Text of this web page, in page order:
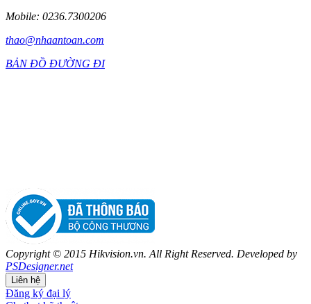
Mobile: 0236.7300206
thao@nhaantoan.com
BẢN ĐỒ ĐƯỜNG ĐI
Copyright © 2015 Hikvision.vn. All Right Reserved. Developed by
PSDesigner.net
Liên hệ
Đăng ký đại lý